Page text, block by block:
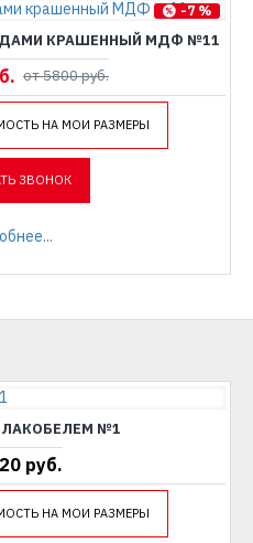
-7 %
КРАШЕННЫЙ МДФ №11
от 5800 руб.
НА МОИ РАЗМЕРЫ
ЗВОНОК
№1
руб.
НА МОИ РАЗМЕРЫ